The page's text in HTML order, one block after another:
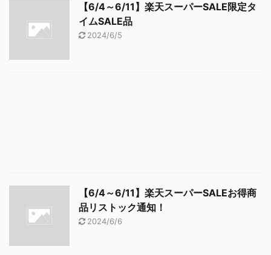
【6/4～6/11】楽天スーパーSALE限定タ
イムSALE品
2024/6/5
【6/4～6/11】楽天スーパーSALEお得商
品リストック通知！
2024/6/6